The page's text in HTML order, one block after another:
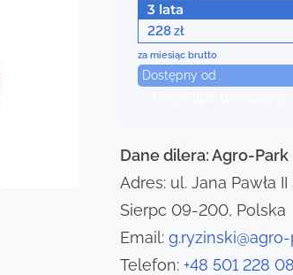
3 lata
228zł
za miesiąc brutto
Dostępny od
Dane dilera: Agro-Park
Adres: ul. Jana Pawła
Sierpc 09-200, Polska
Email:
Telefon: +48 501 228